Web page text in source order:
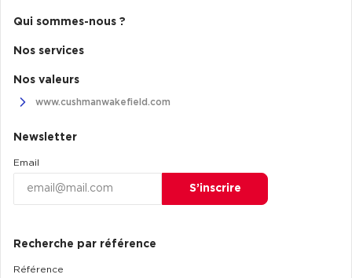
Qui sommes-nous ?
Nos services
Nos valeurs
www.cushmanwakefield.com
Newsletter
Email
S’inscrire
Recherche par référence
Référence